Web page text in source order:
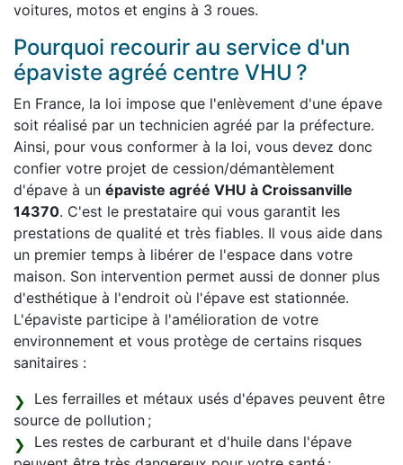
voitures, motos et engins à 3 roues.
Pourquoi recourir au service d'un
épaviste agréé centre VHU ?
En France, la loi impose que l'enlèvement d'une épave
soit réalisé par un technicien agréé par la préfecture.
Ainsi, pour vous conformer à la loi, vous devez donc
confier votre projet de cession/démantèlement
d'épave à un épaviste agréé VHU à Croissanville
14370. C'est le prestataire qui vous garantit les
prestations de qualité et très fiables. Il vous aide dans
un premier temps à libérer de l'espace dans votre
maison. Son intervention permet aussi de donner plus
d'esthétique à l'endroit où l'épave est stationnée.
L'épaviste participe à l'amélioration de votre
environnement et vous protège de certains risques
sanitaires :
Les ferrailles et métaux usés d'épaves peuvent être
source de pollution ;
Les restes de carburant et d'huile dans l'épave